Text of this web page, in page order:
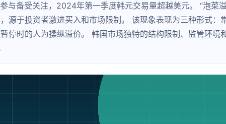
与备受关注，2024年第一季度韩元交易量超越美元。 “泡菜溢
源于投资者激进买入和市场限制。 该现象表现为三种形式：
停时的人为操纵溢价。 韩国市场独特的结构限制、监管环境